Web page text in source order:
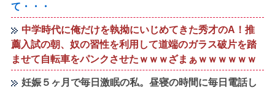
て・・・
中学時代に俺だけを執拗にいじめてきた秀才のA！推
薦入試の朝、奴の習性を利用して道端のガラス破片を踏
ませて自転車をパンクさせたｗｗｗざまぁｗｗｗｗｗｗ
妊娠５ヶ月で毎日激眠の私。昼寝の時間に毎日電話し